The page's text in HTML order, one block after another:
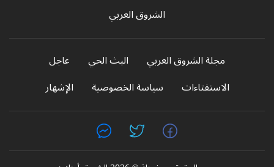
الشروق العربي
مجلة الشروق العربي البث الحي
عاجل
الاستفتاءات
سياسة الخصوصية الإشهار